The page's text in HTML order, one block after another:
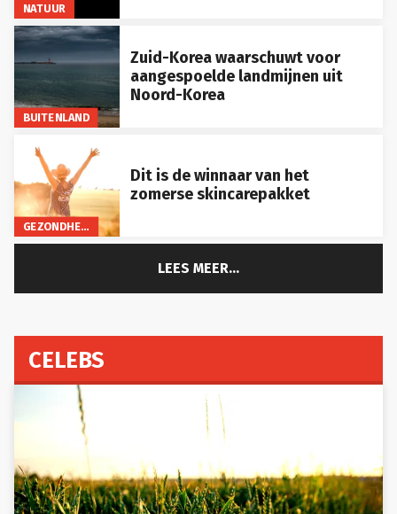
NATUUR
BUITENLAND
Zuid-Korea waarschuwt voor
aangespoelde landmijnen uit
Noord-Korea
GEZONDHEID
Dit is de winnaar van het
zomerse skincarepakket
LEES MEER...
CELEBS